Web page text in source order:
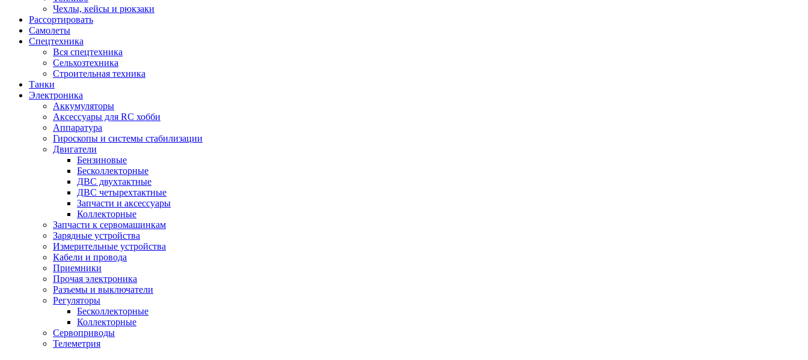
Чехлы, кейсы и рюкзаки
Рассортировать
Самолеты
Спецтехника
Вся спецтехника
Сельхозтехника
Строительная техника
Танки
Электроника
Аккумуляторы
Аксессуары для RC хобби
Аппаратура
Гироскопы и системы стабилизации
Двигатели
Бензиновые
Бесколлекторные
ДВС двухтактные
ДВС четырехтактные
Запчасти и аксессуары
Коллекторные
Запчасти к сервомашинкам
Зарядные устройства
Измерительные устройства
Кабели и провода
Приемники
Прочая электроника
Разъемы и выключатели
Регуляторы
Бесколлекторные
Коллекторные
Сервоприводы
Телеметрия